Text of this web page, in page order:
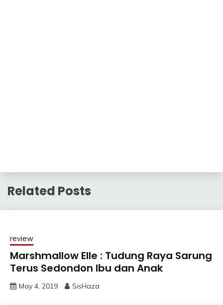
Related Posts
review
Marshmallow Elle : Tudung Raya Sarung
Terus Sedondon Ibu dan Anak
May 4, 2019 SisHaza